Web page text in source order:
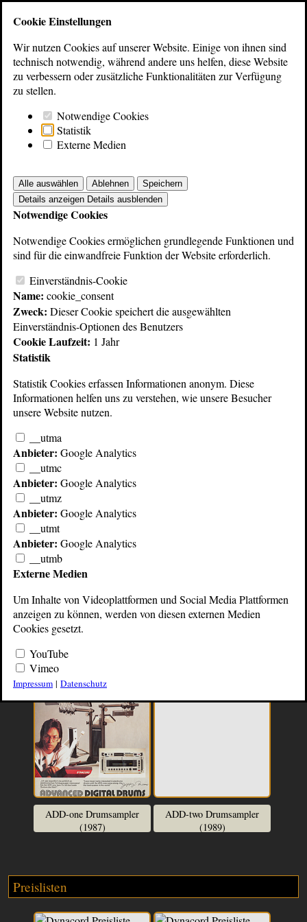
Dynacord
Hersteller Studiotechnik
Kataloge
Hi-Tech Katalog (1989)
Orchesterprogramm
Orchestergeräte-Programm
Prospekte
ADD-one Drumsampler
(1987)
ADD-two Drumsampler
(1989)
Preislisten
Übersicht: Hersteller Studiotechnik
Cookie Einstellungen
Wir nutzen Cookies auf unserer Website. Einige von ihnen sind
technisch notwendig, während andere uns helfen, diese Website
zu verbessern oder zusätzliche Funktionalitäten zur Verfügung
zu stellen.
Notwendige Cookies
Statistik
Externe Medien
Alle auswählen Ablehnen
Speichern
Details anzeigen Details ausblenden
Notwendige Cookies
Notwendige Cookies ermöglichen grundlegende Funktionen und
sind für die einwandfreie Funktion der Website erforderlich.
Einverständnis-Cookie
Name: cookie_consent
Zweck: Dieser Cookie speichert die ausgewählten
Einverständnis-Optionen des Benutzers
Cookie Laufzeit: 1 Jahr
Statistik
Statistik Cookies erfassen Informationen anonym. Diese
Informationen helfen uns zu verstehen, wie unsere Besucher
unsere Website nutzen.
__utma
Anbieter: Google Analytics
__utmc
Anbieter: Google Analytics
__utmz
Anbieter: Google Analytics
__utmt
Anbieter: Google Analytics
__utmb
Externe Medien
Um Inhalte von Videoplattformen und Social Media Plattformen
anzeigen zu können, werden von diesen externen Medien
Cookies gesetzt.
YouTube
Vimeo
Impressum | Datenschutz